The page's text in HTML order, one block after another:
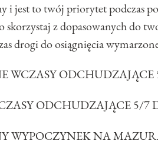
i jest to twój priorytet podczas
z dopasowanych do
drogi do osiągnięcia
WCZASY ODCHUDZAJĄCE
ODCHUDZAJĄCE 5/7
WYPOCZYNEK NA